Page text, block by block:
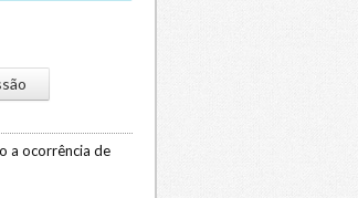
a ocorrência de